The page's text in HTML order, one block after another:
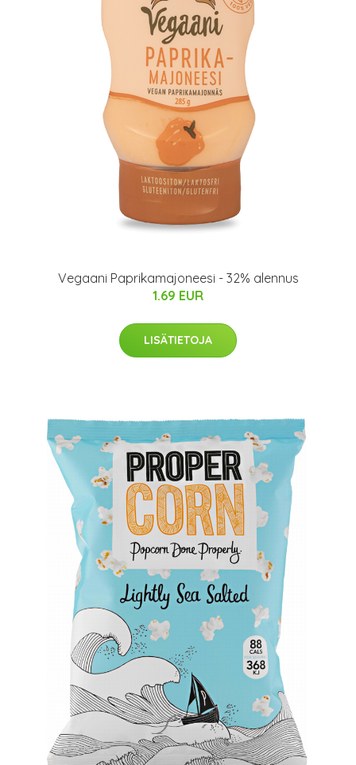
Vegaani Paprikamajoneesi - 32% alennus
1.69 EUR
LISÄTIETOJA